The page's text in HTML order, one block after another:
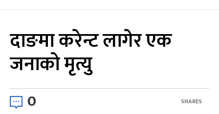
दाङमा करेन्ट लागेर एक
जनाको मृत्यु
0 SHARES